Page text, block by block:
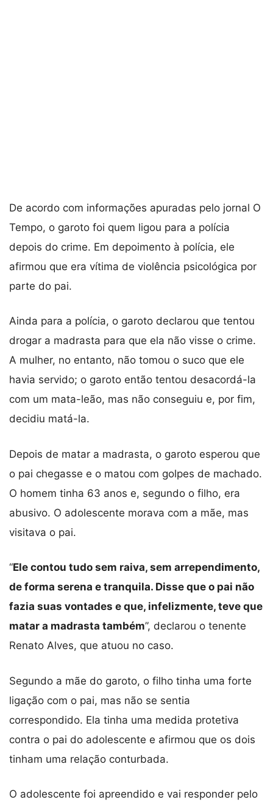
De acordo com informações apuradas pelo jornal O
Tempo, o garoto foi quem ligou para a polícia
depois do crime. Em depoimento à polícia, ele
afirmou que era vítima de violência psicológica por
parte do pai.
Ainda para a polícia, o garoto declarou que tentou
drogar a madrasta para que ela não visse o crime.
A mulher, no entanto, não tomou o suco que ele
havia servido; o garoto então tentou desacordá-la
com um mata-leão, mas não conseguiu e, por fim,
decidiu matá-la.
Depois de matar a madrasta, o garoto esperou que
o pai chegasse e o matou com golpes de machado.
O homem tinha 63 anos e, segundo o filho, era
abusivo. O adolescente morava com a mãe, mas
visitava o pai.
“Ele contou tudo sem raiva, sem arrependimento,
de forma serena e tranquila. Disse que o pai não
fazia suas vontades e que, infelizmente, teve que
matar a madrasta também”, declarou o tenente
Renato Alves, que atuou no caso.
Segundo a mãe do garoto, o filho tinha uma forte
ligação com o pai, mas não se sentia
correspondido. Ela tinha uma medida protetiva
contra o pai do adolescente e afirmou que os dois
tinham uma relação conturbada.
O adolescente foi apreendido e vai responder pelo